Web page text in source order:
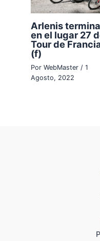
Arlenis termina
en el lugar 27
Tour de
(f)
PorWebMaster /1
Agosto, 2022